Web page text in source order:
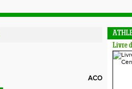
ACO
Livre